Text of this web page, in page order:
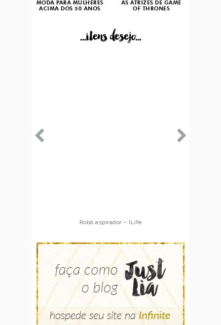
MODA PARA MULHERES
ACIMA DOS 50 ANOS
AS ATRIZES DE GAME
OF THRONES
...itens desejo...
Robô aspirador – ILife